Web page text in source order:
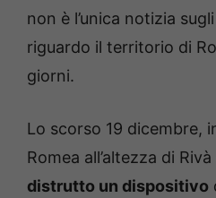
non è l’unica notizia
riguardo il territorio di
giorni.
Lo scorso 19 dicembre,
Romea all’altezza di
distrutto un dispositivo